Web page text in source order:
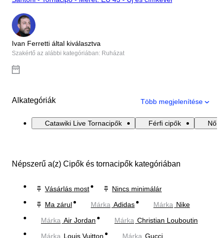
Ivan Ferretti által kiválasztva
Szakértő az alábbi kategóriában: Ruházat
Alkategóriák Több megjelenítése
Catawiki Live Tornacipők Férfi cipők Női
Népszerű a(z) Cipők és tornacipők kategóriában
Vásárlás most
Nincs minimálár
Ma zárul
Márka Adidas Márka Nike
Márka Air Jordan Márka Christian Louboutin
Márka Louis Vuitton Márka Gucci